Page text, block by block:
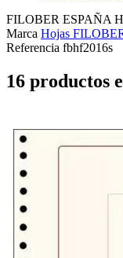
FILOBER ESPAÑA
Marca Hojas
Referencia fbhf2016s
16 productos